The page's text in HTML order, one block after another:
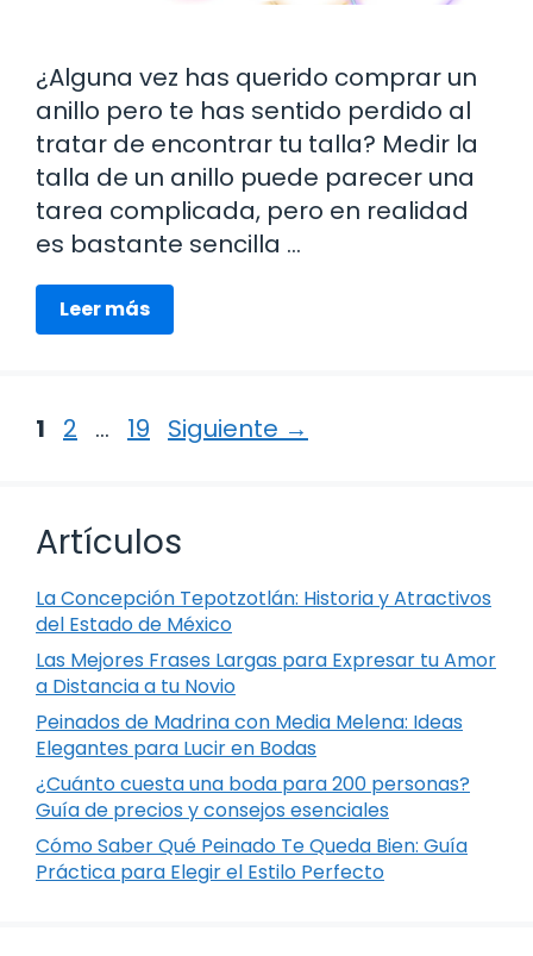
¿Alguna vez has querido comprar un
anillo pero te has sentido perdido al
tratar de encontrar tu talla? Medir la
talla de un anillo puede parecer una
tarea complicada, pero en realidad
es bastante sencilla …
Leer más
Página
1 Página
2 … Página
19 Siguiente →
Artículos
La Concepción Tepotzotlán: Historia y Atractivos
del Estado de México
Las Mejores Frases Largas para Expresar tu Amor
a Distancia a tu Novio
Peinados de Madrina con Media Melena: Ideas
Elegantes para Lucir en Bodas
¿Cuánto cuesta una boda para 200 personas?
Guía de precios y consejos esenciales
Cómo Saber Qué Peinado Te Queda Bien: Guía
Práctica para Elegir el Estilo Perfecto